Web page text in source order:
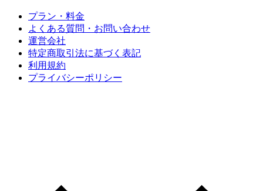
プラン・料金
よくある質問・お問い合わせ
運営会社
特定商取引法に基づく表記
利用規約
プライバシーポリシー